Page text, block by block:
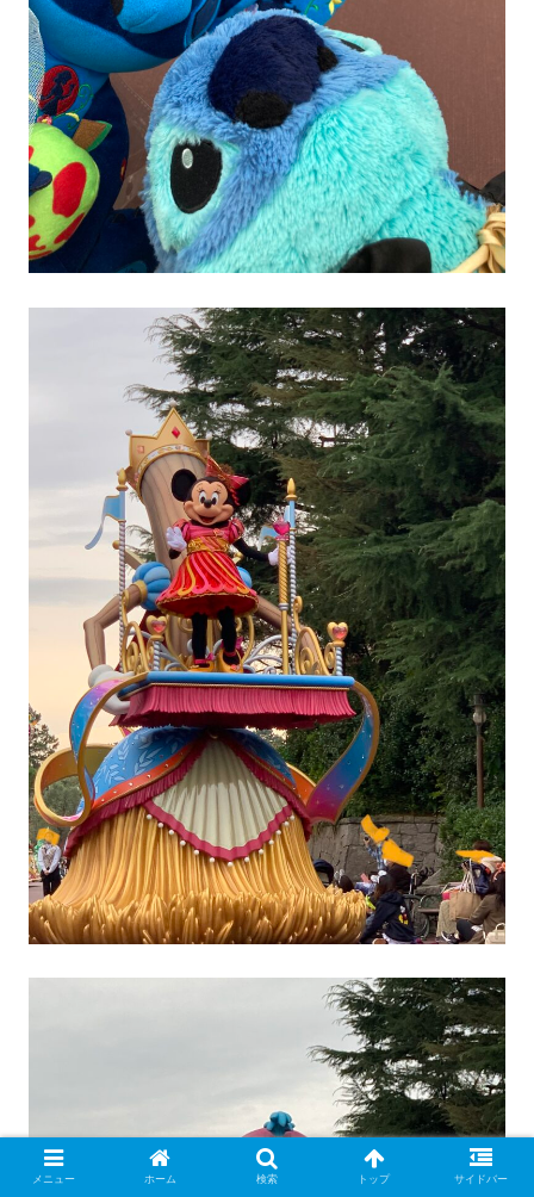
メニュー ホーム 検索 トップ サイドバー